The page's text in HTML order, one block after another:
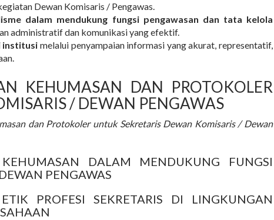
Dewan Komisaris / Pengawas.
dalam mendukung fungsi pengawasan dan tata kelola
administratif dan komunikasi yang efektif.
institusi melalui penyampaian informasi yang akurat, representatif,
KEHUMASAN DAN PROTOKOLER
/ DEWAN PENGAWAS
dan Protokoler untuk Sekretaris Dewan Komisaris / Dewan
KEHUMASAN DALAM MENDUKUNG FUNGSI
PENGAWAS
PROFESI SEKRETARIS DI LINGKUNGAN